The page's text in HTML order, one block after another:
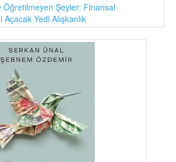
Öğretilmeyen Şeyler: Finansal
Açacak Yedi Alışkanlık